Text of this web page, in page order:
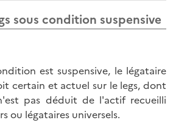
sous condition suspensive
est suspensive, le légataire
certain et actuel sur le legs, dont
pas déduit de l'actif recueilli
ou légataires universels.